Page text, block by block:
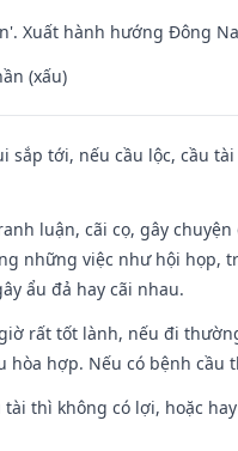
Xuất hành hướng Đông
(xấu)
sắp tới, nếu cầu lộc, cầu
luận, cãi cọ, gây
những việc như hội họp,
ẩu đả hay cãi nhau.
rất tốt lành, nếu đi
hợp. Nếu có bệnh cầu
tài thì không có lợi, hoặc